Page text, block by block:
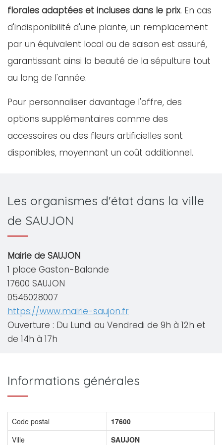
florales adaptées et incluses dans le prix. En cas
d'indisponibilité d'une plante, un remplacement
par un équivalent local ou de saison est assuré,
garantissant ainsi la beauté de la sépulture tout
au long de l'année.
Pour personnaliser davantage l'offre, des
options supplémentaires comme des
accessoires ou des fleurs artificielles sont
disponibles, moyennant un coût additionnel.
Les organismes d'état dans la ville
de SAUJON
Mairie de SAUJON
1 place Gaston-Balande
17600 SAUJON
0546028007
https://www.mairie-saujon.fr
Ouverture : Du Lundi au Vendredi de 9h à 12h et
de 14h à 17h
Informations générales
Code postal
17600
Ville
SAUJON